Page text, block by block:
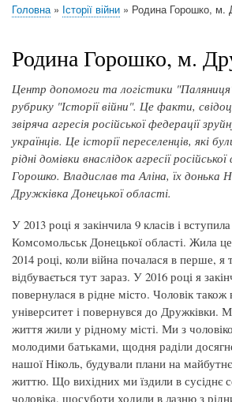
Рядок
Головна Історії війни Родина Горошко, м.
Родина Горошко, м.
Центр допомоги та логістики
рубрику "Історії війни". Це факти,
звіряча агресія російської федерації
українців. Це історії переселенців, які
рідні домівки внаслідок агресії
Горошко. Владислав та Аліна, їх донька
Дружківка Донецької області.
У 2013 році я закінчила 9 класів і
Комсомольськ Донецької області. Жила
2014 році, коли війна почалася в перше,
відбувається тут зараз. У 2016 році я
повернулася в рідне місто. Чоловік також
університет і повернувся до Дружківки.
життя жили у рідному місті. Ми з
молодими батьками, щодня раділи
нашої Ніколь, будували плани на
життю. Що вихідних ми їздили в сусіднє
чоловіка, щосуботи ходили в лазню з